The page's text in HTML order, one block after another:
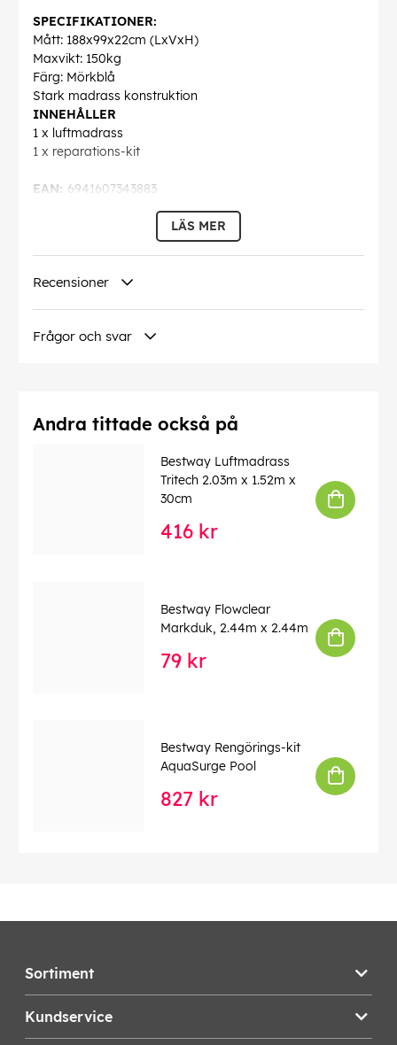
SPECIFIKATIONER:
Mått: 188x99x22cm (LxVxH)
Maxvikt: 150kg
Färg: Mörkblå
Stark madrass konstruktion
INNEHÅLLER
1 x luftmadrass
1 x reparations-kit
6941607343883
EAN:
LÄS MER
Recensioner
Frågor och svar
Andra tittade också på
Bestway Luftmadrass
Tritech 2.03m x 1.52m x
30cm
416 kr
Bestway Flowclear
Markduk, 2.44m x 2.44m
79 kr
Bestway Rengörings-kit
AquaSurge Pool
827 kr
Sortiment
Kundservice